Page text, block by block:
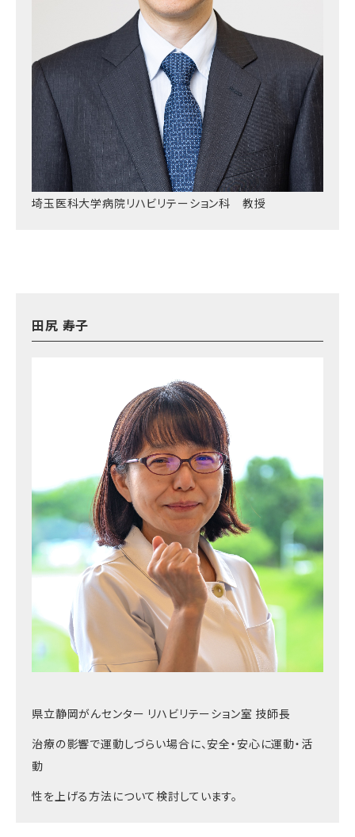
埼玉医科大学病院リハビリテーション科 教授
田尻 寿子
県立静岡がんセンター リハビリテーション室 技師長
治療の影響で運動しづらい場合に、安全・安心に運動・活
動
性を上げる方法について検討しています。